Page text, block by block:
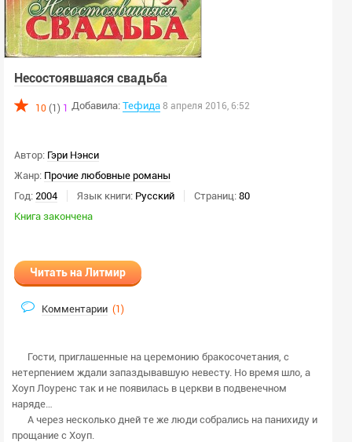
Несостоявшаяся свадьба
10 (1) 1 Добавила: Тефида 8 апреля 2016, 6:52
Автор: Гэри Нэнси
Жанр: Прочие любовные романы
Год: 2004 Язык книги: Русский Страниц: 80
Книга закончена
Читать на Литмир
Комментарии (1)
Гости, приглашенные на церемонию бракосочетания, с
нетерпением ждали запаздывавшую невесту. Но время шло, а
Хоуп Лоуренс так и не появилась в церкви в подвенечном
наряде…
А через несколько дней те же люди собрались на панихиду и
прощание с Хоуп.